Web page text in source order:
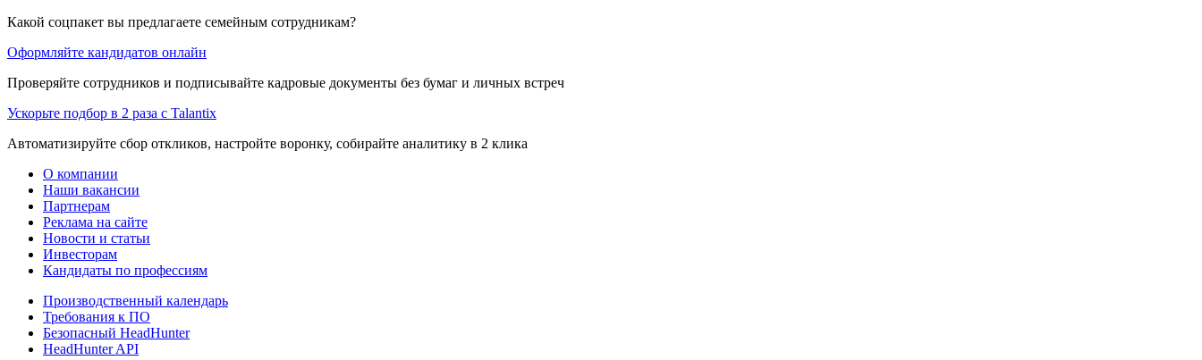
Какой соцпакет вы предлагаете семейным сотрудникам?
Оформляйте кандидатов онлайн
Проверяйте сотрудников и подписывайте кадровые документы без бумаг и личных встреч
Ускорьте подбор в 2 раза с Talantix
Автоматизируйте сбор откликов, настройте воронку, собирайте аналитику в 2 клика
О компании
Наши вакансии
Партнерам
Реклама на сайте
Новости и статьи
Инвесторам
Кандидаты по профессиям
Производственный календарь
Требования к ПО
Безопасный HeadHunter
HeadHunter API